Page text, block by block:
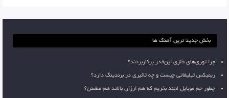
بخش جدید ترین آهنگ ها
چرا توری‌های فلزی این‌قدر پرکاربردند؟
ریمیکس تبلیغاتی چیست و چه تاثیری در برندینگ دارد؟
چطور جم موبایل لجند بخریم که هم ارزان باشد هم مطمئن؟